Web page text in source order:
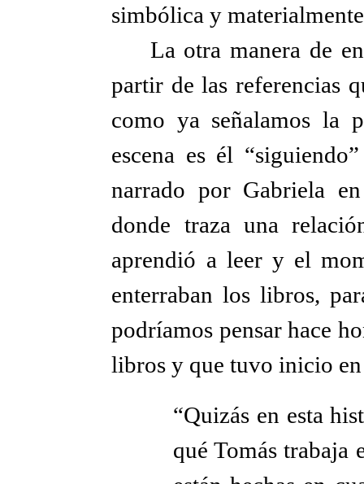
simbólica y
La otra manera de
partir de las referencias
como ya señalamos la
escena es él
narrado por Gabriela
donde traza una
aprendió a leer y el
enterraban los libros,
podríamos pensar hace
libros y que tuvo inicio
“Quizás en esta
qué Tomás trabaja